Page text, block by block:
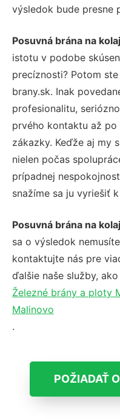
výsledok bude presne
Posuvná brána na
istotu v podobe
precíznosti? Potom
brany.sk. Inak
profesionalitu,
prvého kontaktu až po
zákazky. Keďže aj my
nielen počas
prípadnej
snažíme sa ju vyriešiť
Posuvná brána na
sa o výsledok
kontaktujte nás pre
ďalšie naše služby,
Železné brány a ploty
Malinovo
.
POŽIADAŤ